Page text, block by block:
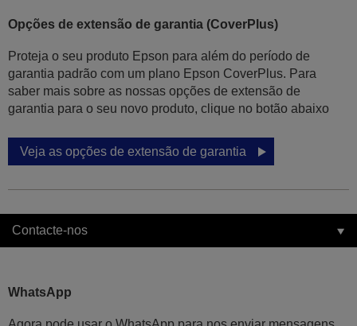
Opções de extensão de garantia (CoverPlus)
Proteja o seu produto Epson para além do período de
garantia padrão com um plano Epson CoverPlus. Para
saber mais sobre as nossas opções de extensão de
garantia para o seu novo produto, clique no botão abaixo
Veja as opções de extensão de garantia
Contacte-nos
WhatsApp